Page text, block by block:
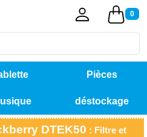
0
Pièces
détachées
déstockage
DTEK50 : Filtre et